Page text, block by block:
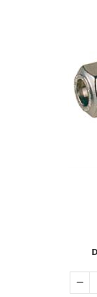
Panouri radiante
Solutii de
Incalzitoare pe
Distribuitoare si
Pompe de